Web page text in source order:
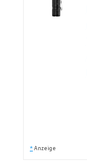
* Anzeige